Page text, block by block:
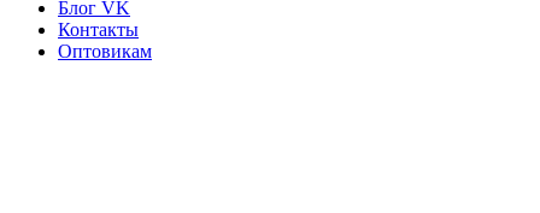
Блог VK
Контакты
Оптовикам